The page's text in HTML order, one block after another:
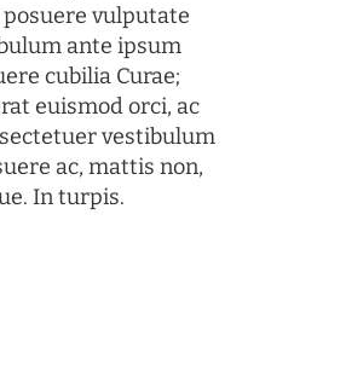
vulputate
ante ipsum
cubilia Curae;
euismod orci, ac
vestibulum
ac, mattis non,
In turpis.